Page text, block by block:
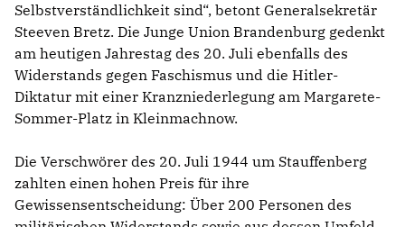
Selbstverständlichkeit sind“, betont Generalsekretär
Steeven Bretz. Die Junge Union Brandenburg gedenkt
am heutigen Jahrestag des 20. Juli ebenfalls des
Widerstands gegen Faschismus und die Hitler-
Diktatur mit einer Kranzniederlegung am Margarete-
Sommer-Platz in Kleinmachnow.
Die Verschwörer des 20. Juli 1944 um Stauffenberg
zahlten einen hohen Preis für ihre
Gewissensentscheidung: Über 200 Personen des